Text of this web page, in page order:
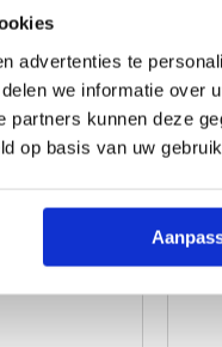
advertenties te
we informatie over
partners kunnen deze
op basis van uw
– Zwart